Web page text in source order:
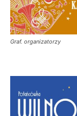
Graf. organizatorzy